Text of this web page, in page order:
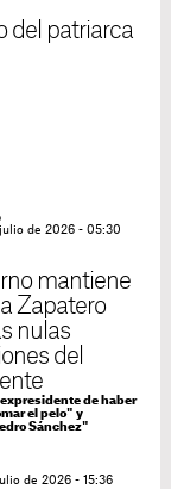
del patriarca
de 2026 - 05:30
mantiene
Zapatero
nulas
del
expresidente de haber
el pelo" y
Sánchez"
de 2026 - 15:36